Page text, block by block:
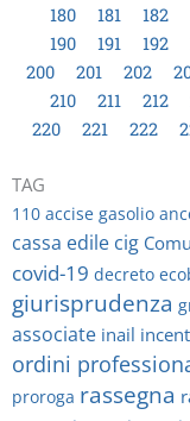
180
181 182
190
191 192
200
201 202
210
211 212
220
221 222
TAG
110 accise gasolio
cassa edile cig
covid-19 decreto
giurisprudenza
associate inail
ordini
proroga rassegna